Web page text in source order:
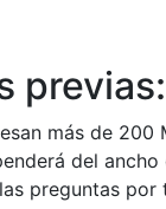
previas:
más de
del
preguntas